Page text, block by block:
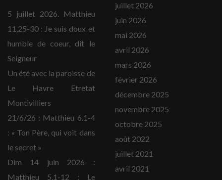
5 juillet 2026. Matthieu
11,25-30 : Je suis doux et
humble de coeur, dit le
Seigneur
Un été avec la paroisse de
Le Havre Etretat
Montivilliers
21/6/26 : Matthieu 6.1-4
: « Ton Père, qui voit dans
le secret »
Dim 14 juin 2026 :
Matthieu 5,1-12 : Le
juillet 2026
juin 2026
mai 2026
avril 2026
mars 2026
février 2026
décembre 2025
novembre 2025
octobre 2025
août 2022
juillet 2021
avril 2021